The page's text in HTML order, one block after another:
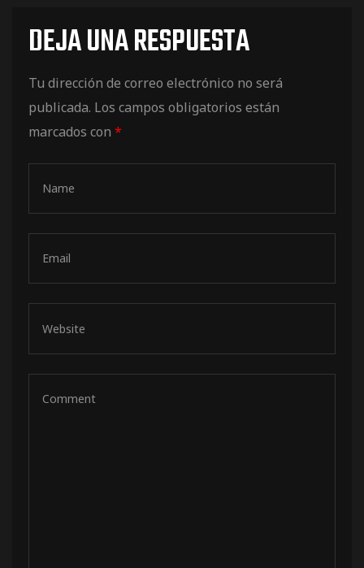
DEJA UNA RESPUESTA
Tu dirección de correo electrónico no será
publicada. Los campos obligatorios están
marcados con *